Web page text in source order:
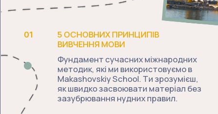
4 ТЕХНІКИ
РОЗМОВНОЇ МОВИ
НЕОЧЕВИДНІ МОЖЛИВОСТІ
2026, ЯКІ ТИ МОЖЕШ ВТРАТИТИ
Як вивести знання з
спілкування, не чекаючи,
поки вивчиш усю граматику.